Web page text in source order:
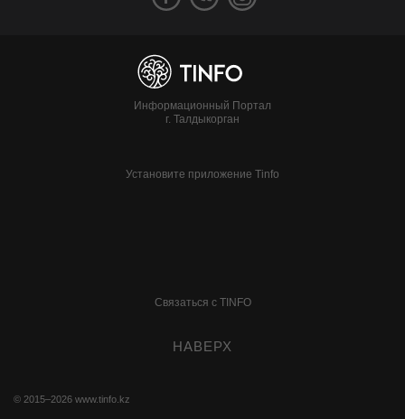
Информационный Портал
г. Талдыкорган
Установите приложение Tinfo
Связаться с TINFO
НАВЕРХ
© 2015–2026 www.tinfo.kz